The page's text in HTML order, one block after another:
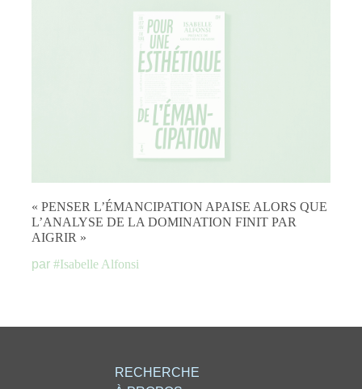
« PENSER L’ÉMANCIPATION APAISE ALORS QUE
L’ANALYSE DE LA DOMINATION FINIT PAR
AIGRIR »
par #Isabelle Alfonsi
RECHERCHE